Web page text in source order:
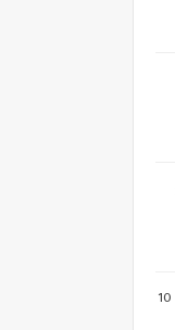
السياحة في واشنطن : أفضل 10